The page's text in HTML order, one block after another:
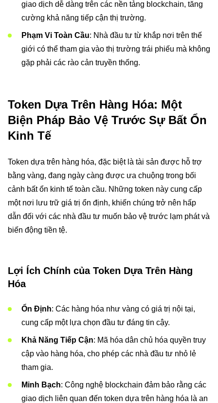
giao dịch dễ dàng trên các nền tảng blockchain, tăng
cường khả năng tiếp cận thị trường.
Phạm Vi Toàn Cầu: Nhà đầu tư từ khắp nơi trên thế
giới có thể tham gia vào thị trường trái phiếu mà không
gặp phải các rào cản truyền thống.
Token Dựa Trên Hàng Hóa: Một
Biện Pháp Bảo Vệ Trước Sự Bất Ổn
Kinh Tế
Token dựa trên hàng hóa, đặc biệt là tài sản được hỗ trợ
bằng vàng, đang ngày càng được ưa chuộng trong bối
cảnh bất ổn kinh tế toàn cầu. Những token này cung cấp
một nơi lưu trữ giá trị ổn định, khiến chúng trở nên hấp
dẫn đối với các nhà đầu tư muốn bảo vệ trước lạm phát và
biến động tiền tệ.
Lợi Ích Chính của Token Dựa Trên Hàng
Hóa
Ổn Định: Các hàng hóa như vàng có giá trị nội tại,
cung cấp một lựa chọn đầu tư đáng tin cậy.
Khả Năng Tiếp Cận: Mã hóa dân chủ hóa quyền truy
cập vào hàng hóa, cho phép các nhà đầu tư nhỏ lẻ
tham gia.
Minh Bạch: Công nghệ blockchain đảm bảo rằng các
giao dịch liên quan đến token dựa trên hàng hóa là an